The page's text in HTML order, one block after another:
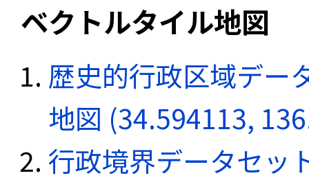
ベクトルタイル地図
歴史的行政区域デー
地図 (34.594113,
行政境界データセッ